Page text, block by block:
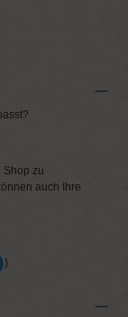
Shop zu
auch Ihre
)